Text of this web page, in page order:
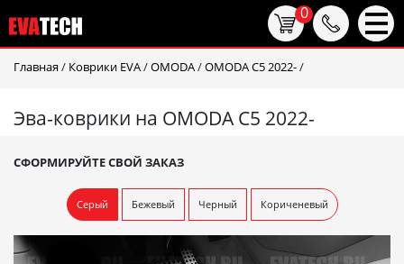
Главная / Коврики EVA/OMODA/OMODA C5 2022-/
Эва-коврики на OMODA C5 2022-
СФОРМИРУЙТЕ СВОЙ ЗАКАЗ
Серый Бежевый Черный Кориченевый
0